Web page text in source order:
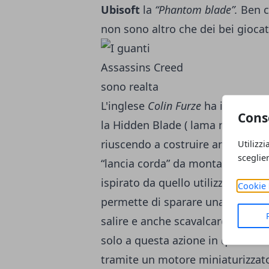
Cookie
Ubisoft la “Phantom blade”. Ben
non sono altro che dei bei
L'inglese Colin Furze ha invece
la Hidden Blade ( lama
riuscendo a costruire anche
“lancia corda” da montare
ispirato da quello utilizzato da
permette di sparare una corda
salire e anche scavalcare
solo a questa azione in quanto
tramite un motore